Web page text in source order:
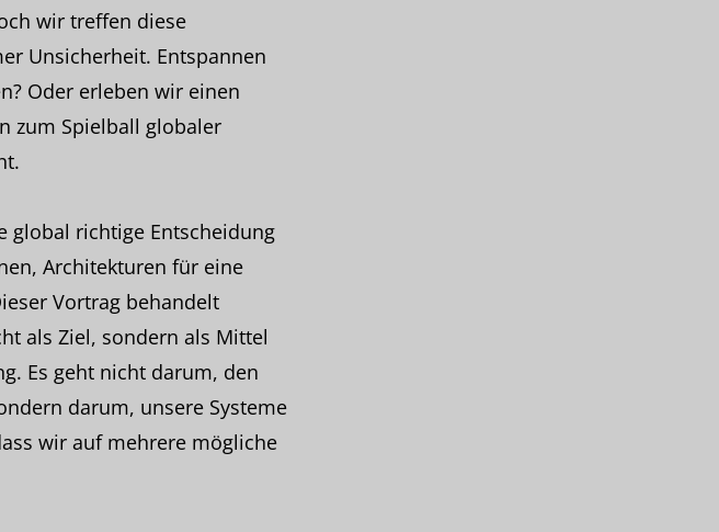
wir treffen diese
Unsicherheit. Entspannen
Oder erleben wir einen
zum Spielball globaler
global richtige Entscheidung
Architekturen für eine
Vortrag behandelt
als Ziel, sondern als Mittel
Es geht nicht darum, den
darum, unsere Systeme
wir auf mehrere mögliche